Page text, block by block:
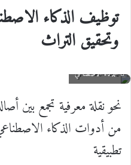
توظيف الذكاء
وتحقيق التراث
الذكاء الاصطناعي
نحو نقلة معرفية تجمع بين
من أدوات الذكاء
تطبيقية